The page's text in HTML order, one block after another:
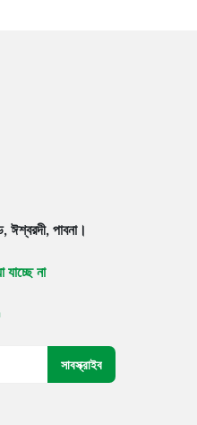
পাবনা।
যাচ্ছে না